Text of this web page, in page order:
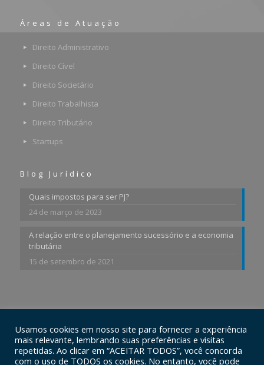
Áreas de Atuação
Direito Administrativo
Direito Cível
Direito Societário
Direito Trabalhista
Direito Tributário
Startups
Blog Jurídico
Quais impostos para ser PJ?
24 de março de 2023
A relação entre o planejamento sucessório e a economia
tributária
15 de setembro de 2021
© 2026 Ferraz Advogados Associados. Todos os Direitos
Reservados.
Usamos cookies em nosso site para fornecer a experiência
mais relevante, lembrando suas preferências e visitas
repetidas. Ao clicar em “ACEITAR TODOS”, você concorda
com o uso de TODOS os cookies. No entanto, você pode